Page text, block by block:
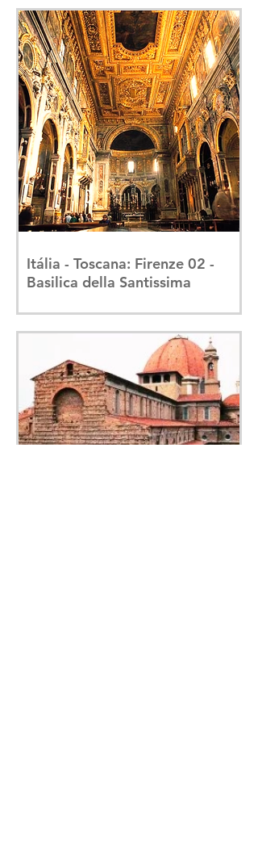
Itália - Toscana: Firenze 02 -
Basilica della Santissima